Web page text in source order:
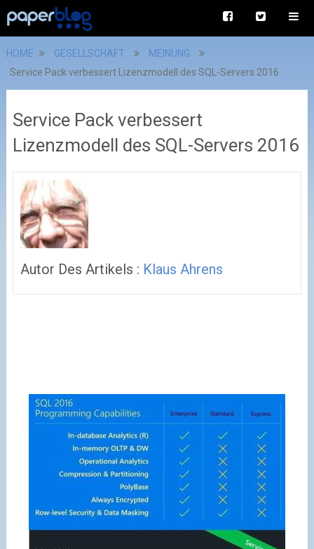
HOME GESELLSCHAFT
MEINUNG
Service Pack verbessert Lizenzmodell des SQL-Servers 2016
Service Pack verbessert
Lizenzmodell des SQL-Servers 2016
Autor Des Artikels : Klaus Ahrens